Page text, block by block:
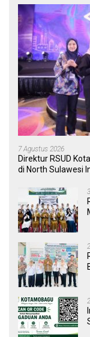
7 Agustus 2026
Direktur RSUD
di North Sulawesi